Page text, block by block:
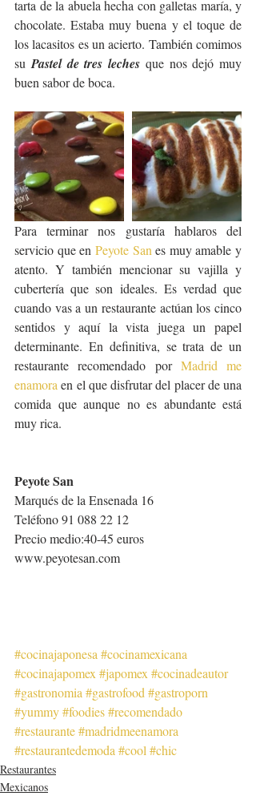
tarta de la abuela hecha con galletas maría, y
chocolate. Estaba muy buena y el toque de
los lacasitos es un acierto. También comimos
su Pastel de tres leches que nos dejó muy
buen sabor de boca.
Para terminar nos gustaría hablaros del
servicio que en Peyote San es muy amable y
atento. Y también mencionar su vajilla y
cubertería que son ideales. Es verdad que
cuando vas a un restaurante actúan los cinco
sentidos y aquí la vista juega un papel
determinante. En definitiva, se trata de un
restaurante recomendado por Madrid me
enamora en el que disfrutar del placer de una
comida que aunque no es abundante está
muy rica.
Peyote San
Marqués de la Ensenada 16
Teléfono 91 088 22 12
Precio medio:40-45 euros
www.peyotesan.com
#cocinajaponesa #cocinamexicana
#cocinajapomex #japomex #cocinadeautor
#gastronomia #gastrofood #gastroporn
#yummy#foodies#recomendado
#restaurante#madridmeenamora
#restaurantedemoda #cool #chic
Restaurantes
Mexicanos